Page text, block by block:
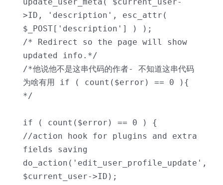
>ID, 'description', esc_attr(
$_POST['description'] ) );
/* Redirect so the page will show
updated info.*/
/*他说他不是这串代码的作者- 不知道这串代码
为啥有用 if ( count($error) == 0 ){
*/
if ( count($error) == 0 ) {
//action hook for plugins and extra
fields saving
do_action('edit_user_profile_update',
$current_user->ID);